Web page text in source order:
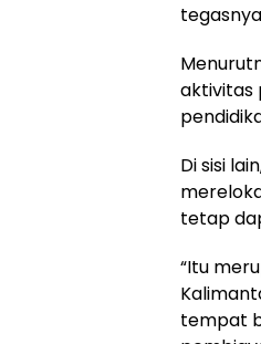
aktivitas
Di sisi
tetap
“Itu
tempat